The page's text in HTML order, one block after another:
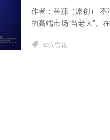
作者：番茄（原创）
的高端市场“当老大”。
华润雪花